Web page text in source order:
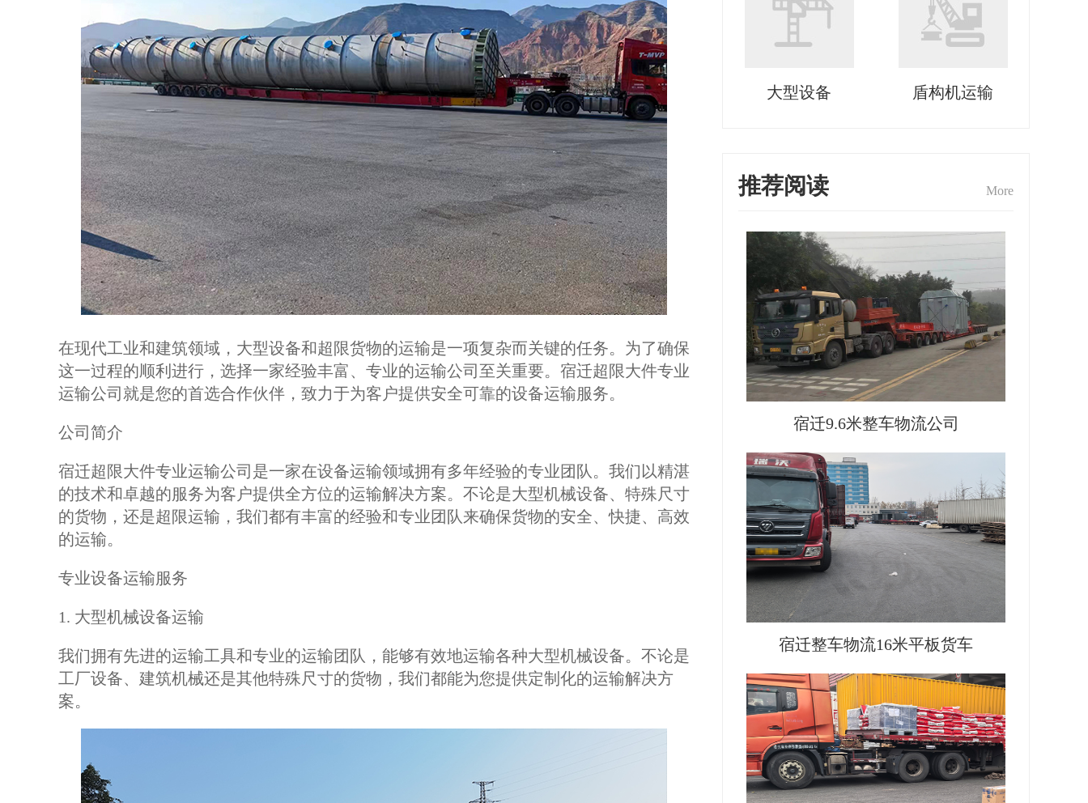
在现代工业和建筑领域，大型设备和超限货物的运输是一项复杂而关键的任务。为了确保
这一过程的顺利进行，选择一家经验丰富、专业的运输公司至关重要。宿迁超限大件专业
运输公司就是您的首选合作伙伴，致力于为客户提供安全可靠的设备运输服务。
公司简介
宿迁超限大件专业运输公司是一家在设备运输领域拥有多年经验的专业团队。我们以精湛
的技术和卓越的服务为客户提供全方位的运输解决方案。不论是大型机械设备、特殊尺寸
的货物，还是超限运输，我们都有丰富的经验和专业团队来确保货物的安全、快捷、高效
的运输。
专业设备运输服务
1. 大型机械设备运输
我们拥有先进的运输工具和专业的运输团队，能够有效地运输各种大型机械设备。不论是
工厂设备、建筑机械还是其他特殊尺寸的货物，我们都能为您提供定制化的运输解决方
案。
大型设备 盾构机运输
推荐阅读 More
宿迁9.6米整车物流公司
宿迁整车物流16米平板货车